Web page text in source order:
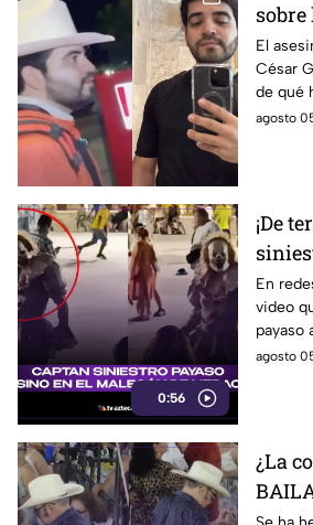
sobre
del
El
César
de qué
agosto
0:56
¡De
En
video
payaso
agosto
¿La